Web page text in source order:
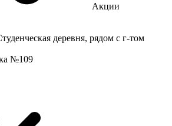
Акции
деревня, рядом с г-том
№109